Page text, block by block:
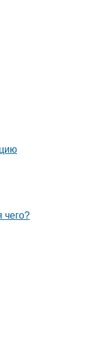
чего?